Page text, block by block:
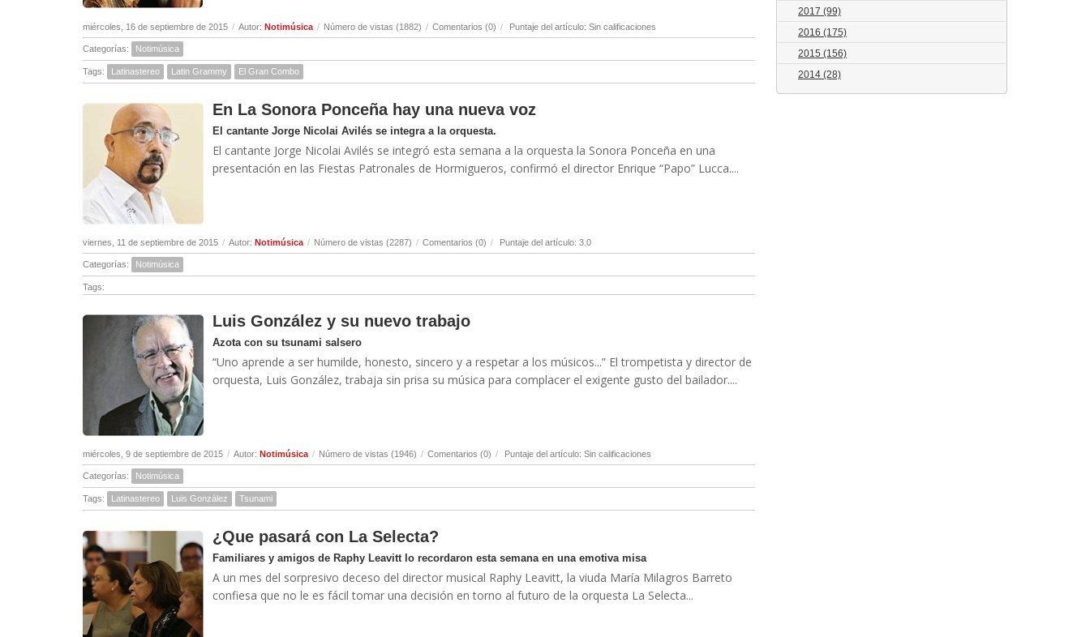
miércoles, 16 de septiembre de 2015 / Autor: Notimúsica / Número de vistas (1882) / Comentarios (0) / Puntaje del artículo: Sin calificaciones
Categorías: Notimúsica
Tags: Latinastereo Latin Grammy El Gran Combo
En La Sonora Ponceña hay una nueva voz
El cantante Jorge Nicolai Avilés se integra a la orquesta.
El cantante Jorge Nicolai Avilés se integró esta semana a la orquesta la Sonora Ponceña en una
presentación en las Fiestas Patronales de Hormigueros, confirmó el director Enrique “Papo” Lucca....
viernes, 11 de septiembre de 2015 / Autor: Notimúsica / Número de vistas (2287) / Comentarios (0) / Puntaje del artículo: 3.0
Categorías: Notimúsica
Tags:
Luis González y su nuevo trabajo
Azota con su tsunami salsero
“Uno aprende a ser humilde, honesto, sincero y a respetar a los músicos...” El trompetista y director de
orquesta, Luis González, trabaja sin prisa su música para complacer el exigente gusto del bailador....
miércoles, 9 de septiembre de 2015 / Autor: Notimúsica / Número de vistas (1946) / Comentarios (0) / Puntaje del artículo: Sin calificaciones
Categorías: Notimúsica
Tags: Latinastereo Luis González Tsunami
¿Que pasará con La Selecta?
Familiares y amigos de Raphy Leavitt lo recordaron esta semana en una emotiva misa
A un mes del sorpresivo deceso del director musical Raphy Leavitt, la viuda María Milagros Barreto
confiesa que no le es fácil tomar una decisión en torno al futuro de la orquesta La Selecta...
2017 (99)
2016 (175)
2015 (156)
2014 (28)